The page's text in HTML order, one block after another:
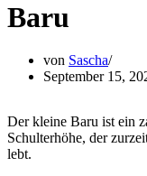
Baru
von Sascha
September 15,
Der kleine Baru ist ein
Schulterhöhe, der
lebt.